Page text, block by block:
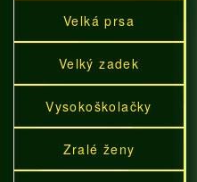
Velká prsa
Velký zadek
Vysokoškolačky
Zralé ženy